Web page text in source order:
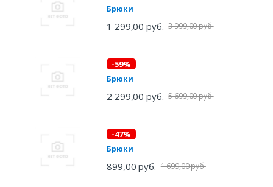
Брюки
1 299,00 руб. 3 999,00 руб.
-59%
Брюки
2 299,00 руб. 5 699,00 руб.
-47%
Брюки
899,00 руб. 1 699,00 руб.